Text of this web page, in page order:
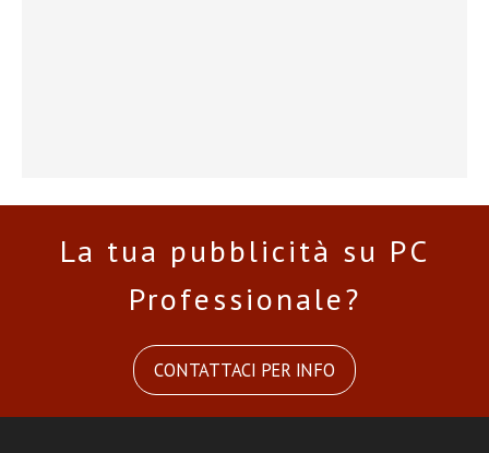
La tua pubblicità su PC
Professionale?
CONTATTACI PER INFO